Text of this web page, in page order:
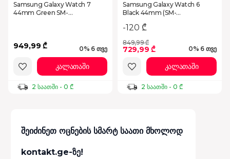
Samsung Galaxy Watch 7
44mm Green SM-
949,99 ₾ 0% 6 თვე
2 საათში - 0 ₾
კალათაში
Samsung Galaxy Watch 6
Black 44mm (SM-
-120 ₾
849,99 ₾
729,99 ₾ 0% 6 თვე
2 საათში - 0 ₾
კალათაში
შეიძინეთ ოცნების სმარტ საათი მხოლოდ
kontakt.ge-ზე!